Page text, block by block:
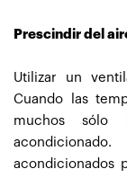
Prescindir del
Utilizar un
Cuando las
muchos sólo
acondicionados